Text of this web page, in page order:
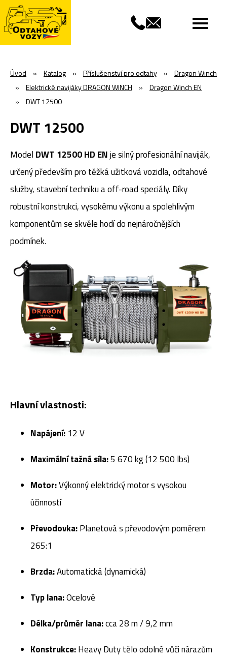
Úvod » Katalog » Příslušenství pro odtahy »
Dragon Winch
»
Elektrické navijáky DRAGON WINCH »
Dragon Winch EN
»
DWT 12500
DWT 12500
Model DWT 12500 HD ENje silný profesionální naviják,
určený především pro těžká užitková vozidla, odtahové
služby, stavební techniku a off-road speciály. Díky
robustní konstrukci, vysokému výkonu a spolehlivým
komponentům se skvěle hodí do nejnáročnějších
podmínek.
Hlavní vlastnosti:
Napájení: 12 V
Maximální tažná síla:5 670 kg (12 500 lbs)
Motor:Výkonný elektrický motor s vysokou
účinností
Převodovka:Planetová s převodovým poměrem
265:1
Brzda:Automatická (dynamická)
Typ lana:Ocelové
Délka/průměr lana:cca 28 m / 9,2 mm
Konstrukce:Heavy Duty tělo odolné vůči nárazům